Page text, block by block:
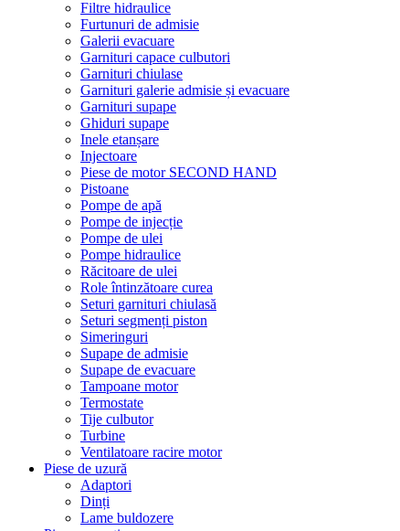
Filtre hidraulice
Furtunuri de admisie
Galerii evacuare
Garnituri capace culbutori
Garnituri chiulase
Garnituri galerie admisie și evacuare
Garnituri supape
Ghiduri supape
Inele etanșare
Injectoare
Piese de motor SECOND HAND
Pistoane
Pompe de apă
Pompe de injecție
Pompe de ulei
Pompe hidraulice
Răcitoare de ulei
Role întinzătoare curea
Seturi garnituri chiulasă
Seturi segmenți piston
Simeringuri
Supape de admisie
Supape de evacuare
Tampoane motor
Termostate
Tije culbutor
Turbine
Ventilatoare racire motor
Piese de uzură
Adaptori
Dinți
Lame buldozere